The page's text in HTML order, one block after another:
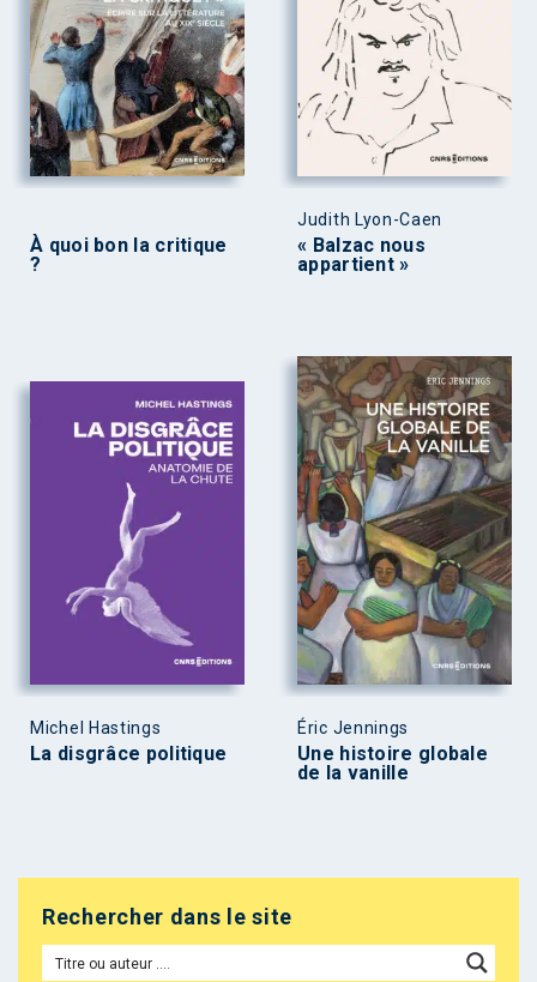
À quoi bon la critique
?
Judith Lyon-Caen
« Balzac nous
appartient »
Michel Hastings
La disgrâce politique
Éric Jennings
Une histoire globale
de la vanille
Rechercher dans le site